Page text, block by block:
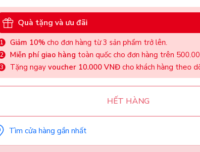
Quà tặng và ưu đãi
Giảm 10% cho đơn hàng từ 3 sản phẩm trở lên.
Miễn phí giao hàng toàn quốc cho đơn hàng trên
Tặng ngay voucher 10.000 VNĐ cho khách hàng theo
HẾT HÀNG
Tìm cửa hàng gần nhất